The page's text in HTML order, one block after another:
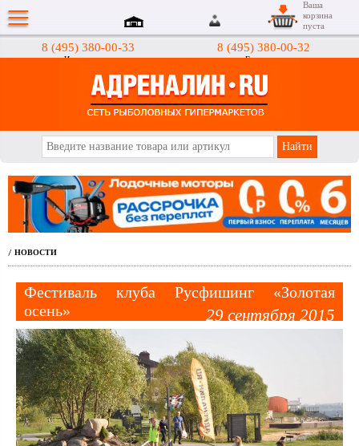
8 (495) 380-00-33
Интернет-магазин
8 (495) 380-00-32
Гипермаркеты
Ваша
корзина
пуста
/ НОВОСТИ
Фестиваль клуба Русфишинг «Золотая
осень»
29 сентября 2015